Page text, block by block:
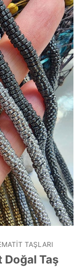
TAŞLARI
Doğal Taş